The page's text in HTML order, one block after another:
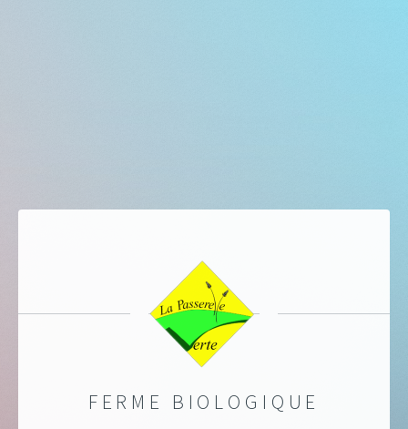
FERME BIOLOGIQUE